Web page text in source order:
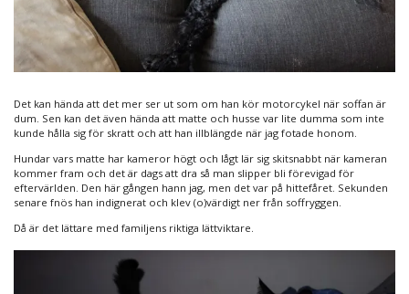
Det kan hända att det mer ser ut som om han kör motorcykel när soffan är
dum. Sen kan det även hända att matte och husse var lite dumma som inte
kunde hålla sig för skratt och att han illblängde när jag fotade honom.
Hundar vars matte har kameror högt och lågt lär sig skitsnabbt när kameran
kommer fram och det är dags att dra så man slipper bli förevigad för
eftervärlden. Den här gången hann jag, men det var på hittefåret. Sekunden
senare fnös han indignerat och klev (o)värdigt ner från soffryggen.
Då är det lättare med familjens riktiga lättviktare.